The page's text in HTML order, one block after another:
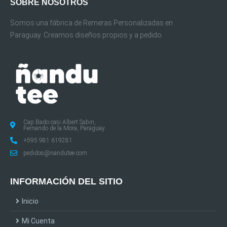
SOBRE NOSOTROS
Somos una fábrica de Remeras Personalizadas en
Paraguay. Creamos diseños propios y a pedido.
Cap Bado casi Albert Sabin,
Fernando de la Mora, Paraguay
+595 981 619281
pedidos@nandutee.com
INFORMACIÓN DEL SITIO
Inicio
Mi Cuenta